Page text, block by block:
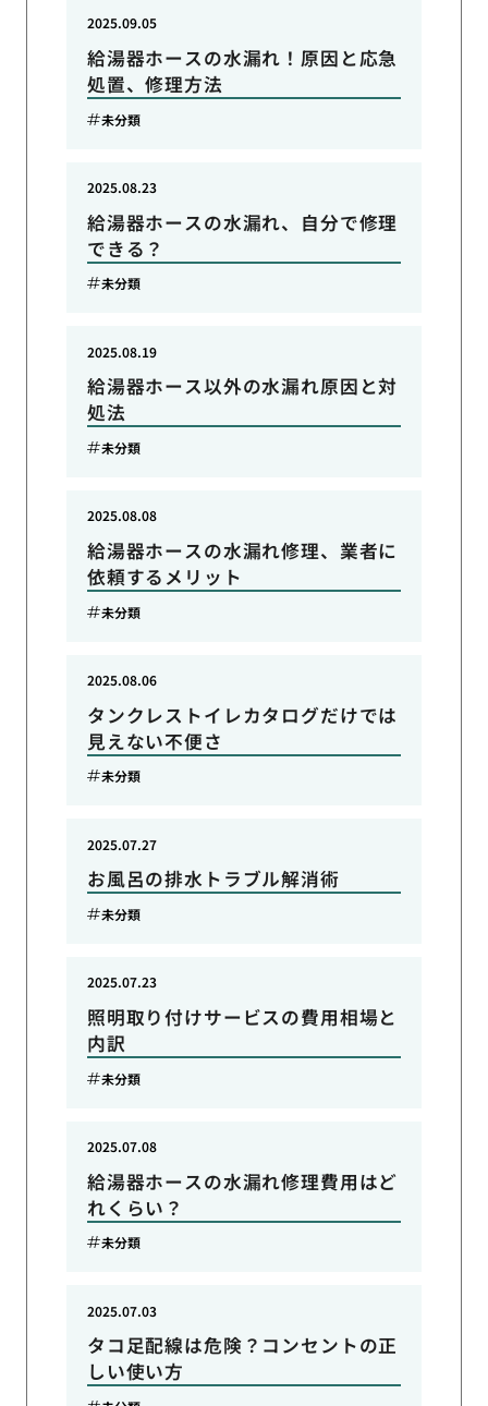
給湯器ホースの水漏れ！原因と応急
処置、修理方法
2025.09.05
未分類
給湯器ホースの水漏れ、自分で修理
できる？
2025.08.23
未分類
給湯器ホース以外の水漏れ原因と対
処法
2025.08.19
未分類
給湯器ホースの水漏れ修理、業者に
依頼するメリット
2025.08.08
未分類
タンクレストイレカタログだけでは
見えない不便さ
2025.08.06
未分類
お風呂の排水トラブル解消術
2025.07.27
未分類
照明取り付けサービスの費用相場と
内訳
2025.07.23
未分類
給湯器ホースの水漏れ修理費用はど
れくらい？
2025.07.08
未分類
タコ足配線は危険？コンセントの正
しい使い方
2025.07.03